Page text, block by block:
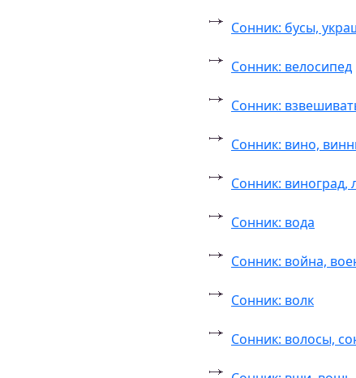
Сонник: бусы,
Сонник: велосипед
Сонник:
Сонник: вино,
Сонник: виноград,
Сонник: вода
Сонник: война,
Сонник: волк
Сонник: волосы,